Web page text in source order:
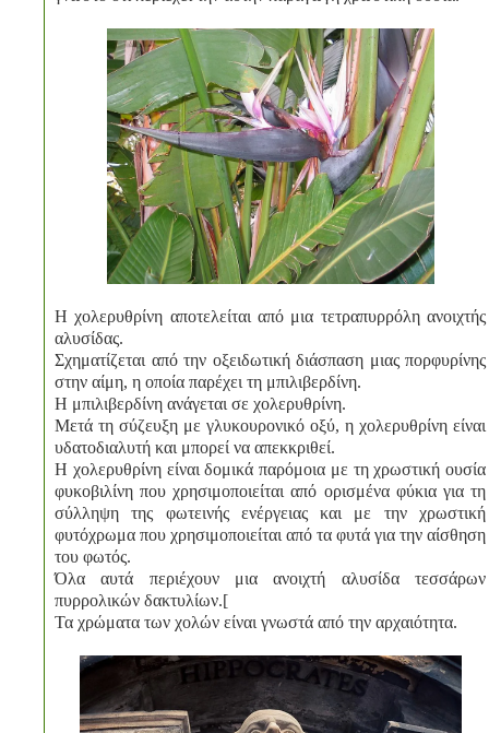
Η χολερυθρίνη αποτελείται από μια τετραπυρρόλη ανοιχτής
αλυσίδας.
Σχηματίζεται από την οξειδωτική διάσπαση μιας πορφυρίνης
στην αίμη, η οποία παρέχει τη μπιλιβερδίνη.
Η μπιλιβερδίνη ανάγεται σε χολερυθρίνη.
Μετά τη σύζευξη με γλυκουρονικό οξύ, η χολερυθρίνη είναι
υδατοδιαλυτή και μπορεί να απεκκριθεί.
Η χολερυθρίνη είναι δομικά παρόμοια με τη χρωστική ουσία
φυκοβιλίνη που χρησιμοποιείται από ορισμένα φύκια για τη
σύλληψη της φωτεινής ενέργειας και με την χρωστική
φυτόχρωμα που χρησιμοποιείται από τα φυτά για την αίσθηση
του φωτός.
Όλα αυτά περιέχουν μια ανοιχτή αλυσίδα τεσσάρων
πυρρολικών δακτυλίων.[
Τα χρώματα των χολών είναι γνωστά από την αρχαιότητα.